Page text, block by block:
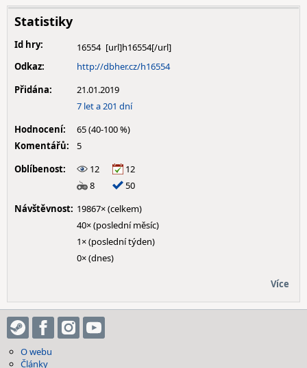
Statistiky
Id hry:
16554
Odkaz:
http://dbher.cz/h16554
Přidána:
21.01.2019
7 let a 201 dní
Hodnocení:
65 (40-100 %)
Komentářů:
5
Oblíbenost:
12
12
8
50
Návštěvnost: 19867× (celkem)
40× (poslední měsíc)
1× (poslední týden)
0× (dnes)
Více
O webu
Články